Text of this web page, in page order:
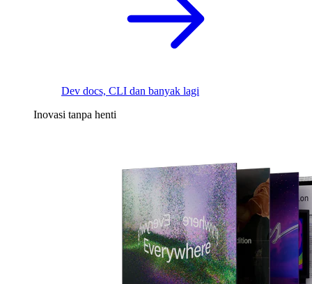
Dev docs, CLI dan banyak lagi
Inovasi tanpa henti